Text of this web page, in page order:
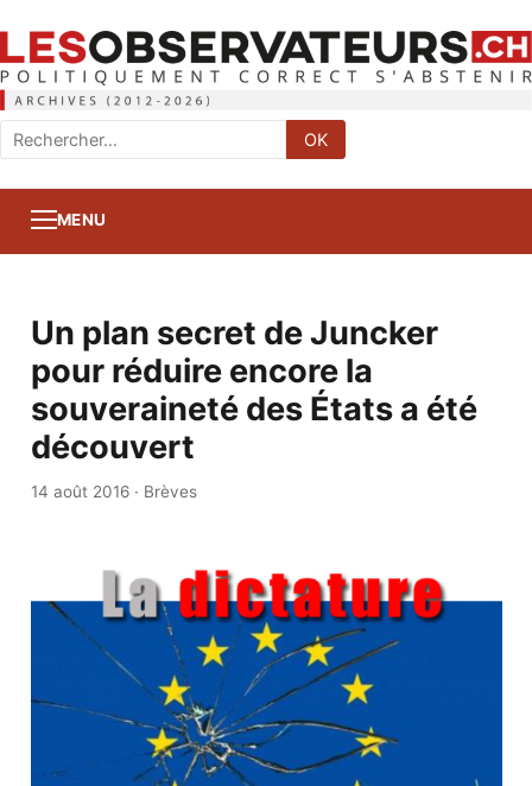
Rechercher
:
OK
MENU
Un plan secret de Juncker
pour réduire encore la
souveraineté des États a été
découvert
14 août 2016· Brèves